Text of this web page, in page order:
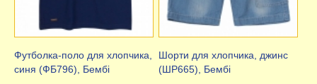
Футболка-поло для хлопчика,
синя (ФБ796), Бембі
Шорти для хлопчика, джинс
(ШР665), Бембі